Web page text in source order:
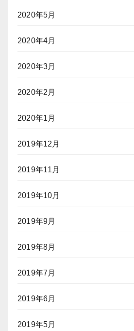
2020年5月
2020年4月
2020年3月
2020年2月
2020年1月
2019年12月
2019年11月
2019年10月
2019年9月
2019年8月
2019年7月
2019年6月
2019年5月